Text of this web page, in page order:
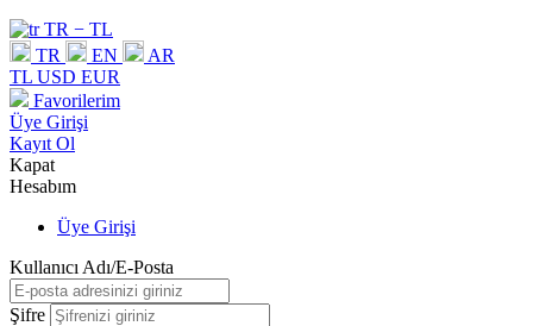
TR − TL
TR
EN
AR
TL USD EUR
Favorilerim
Üye Girişi
Kayıt Ol
Kapat
Hesabım
Üye Girişi
Kullanıcı Adı/E-Posta
Şifre